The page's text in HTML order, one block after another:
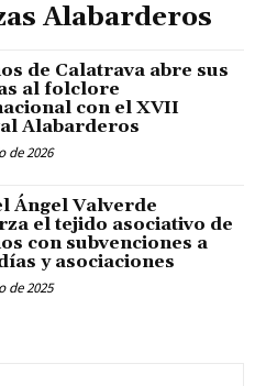
Alabarderos
de Calatrava abre sus
al folclore
con el XVII
Alabarderos
de 2026
Ángel Valverde
el tejido asociativo de
con subvenciones a
y asociaciones
de 2025